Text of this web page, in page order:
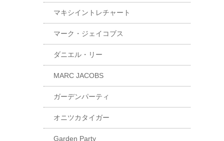
マキシイントレチャート
マーク・ジェイコブス
ダニエル・リー
MARC JACOBS
ガーデンパーティ
オニツカタイガー
Garden Party